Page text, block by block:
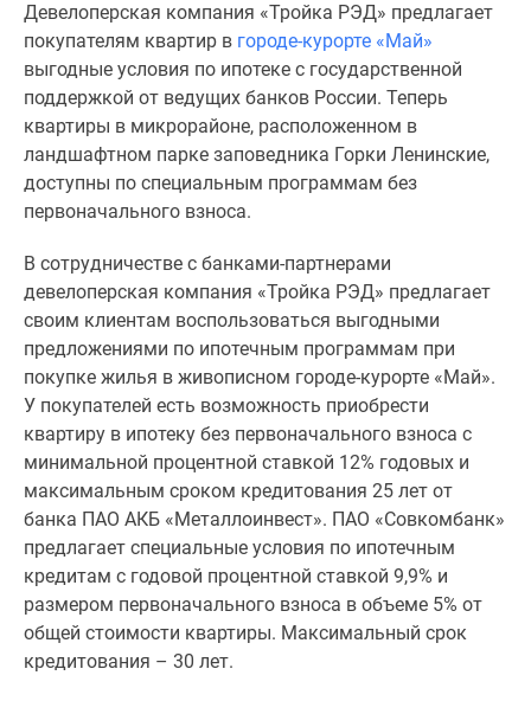
предложения
Коммерческие
помещения
Продавцы
застройщики
Панорамы
новостроек
новостроек
Экспертиза
новостроек
Экология
Москвы
Подмосковья
Студии
комнатные
комнатные
комнатные
Квартиры
Девелоперская компания «Тройка РЭД» предлагает
покупателям квартир в городе-курорте «Май»
выгодные условия по ипотеке с государственной
поддержкой от ведущих банков России. Теперь
квартиры в микрорайоне, расположенном в
ландшафтном парке заповедника Горки Ленинские,
доступны по специальным программам без
первоначального взноса.
В сотрудничестве с банками-партнерами
девелоперская компания «Тройка РЭД» предлагает
своим клиентам воспользоваться выгодными
предложениями по ипотечным программам при
покупке жилья в живописном городе-курорте «Май».
У покупателей есть возможность приобрести
квартиру в ипотеку без первоначального взноса с
минимальной процентной ставкой 12% годовых и
максимальным сроком кредитования 25 лет от
банка ПАО АКБ «Металлоинвест». ПАО «Совкомбанк»
предлагает специальные условия по ипотечным
кредитам с годовой процентной ставкой 9,9% и
размером первоначального взноса в объеме 5% от
общей стоимости квартиры. Максимальный срок
кредитования – 30 лет.